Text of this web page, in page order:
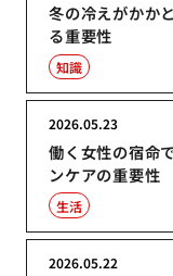
冬の冷えがかか
る重要性
知識
働く女性の宿命
ンケアの重要性
2026.05.23
生活
2026.05.22